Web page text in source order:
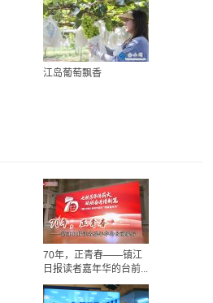
江岛葡萄飘香
70年，正青春——镇江
日报读者嘉年华的台前...